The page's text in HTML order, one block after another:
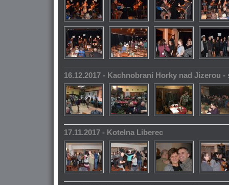
16.12.2017 - Kachnobraní Horky nad Jizerou -
17.11.2017 - Kotelna Liberec